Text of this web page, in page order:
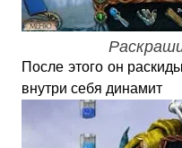
После этого он
внутри себя динамит